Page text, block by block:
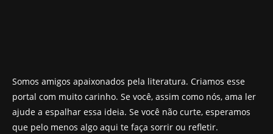
Somos amigos apaixonados pela literatura. Criamos esse
portal com muito carinho. Se você, assim como nós, ama ler
ajude a espalhar essa ideia. Se você não curte, esperamos
que pelo menos algo aqui te faça sorrir ou refletir.